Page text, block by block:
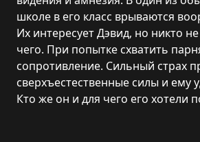
школе в его класс врываются
Их интересует Дэвид, но никто
чего. При попытке схватить
сопротивление. Сильный страх
сверхъестественные силы и ему
Кто же он и для чего его хотели